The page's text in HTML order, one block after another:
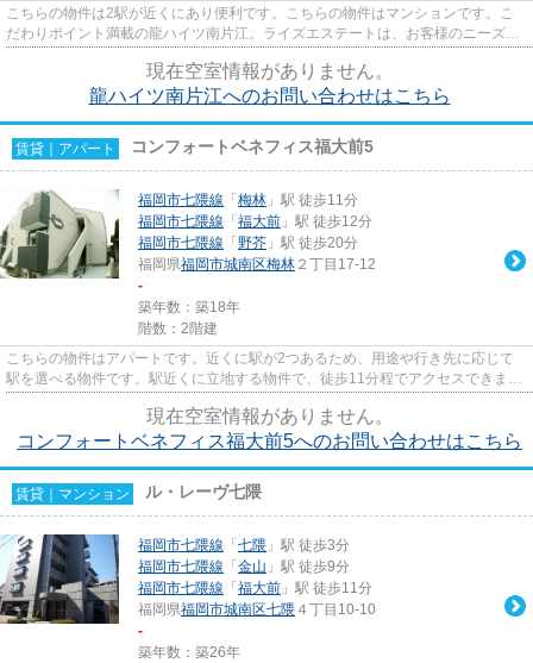
こちらの物件は2駅が近くにあり便利です。こちらの物件はマンションです。こ
だわりポイント満載の龍ハイツ南片江。ライズエステートは、お客様のニーズに
現在空室情報がありません。
龍ハイツ南片江へのお問い合わせはこちら
賃貸｜アパート コンフォートベネフィス福大前5
福岡市七隈線 「 梅林 」駅 徒歩11分
福岡市七隈線 「 福大前 」駅 徒歩12分
福岡市七隈線 「 野芥 」駅 徒歩20分
福岡県福岡市城南区梅林 ２丁目17-12
-
築年数：築18年
階数：2階建
こちらの物件はアパートです。近くに駅が2つあるため、用途や行き先に応じて
駅を選べる物件です。駅近くに立地する物件で、徒歩11分程でアクセスできま
現在空室情報がありません。
コンフォートベネフィス福大前5へのお問い合わせはこちら
賃貸｜マンション ル・レーヴ七隈
福岡市七隈線 「 七隈 」駅 徒歩3分
福岡市七隈線 「 金山 」駅 徒歩9分
福岡市七隈線 「 福大前 」駅 徒歩11分
福岡県福岡市城南区七隈 ４丁目10-10
-
築年数：築26年